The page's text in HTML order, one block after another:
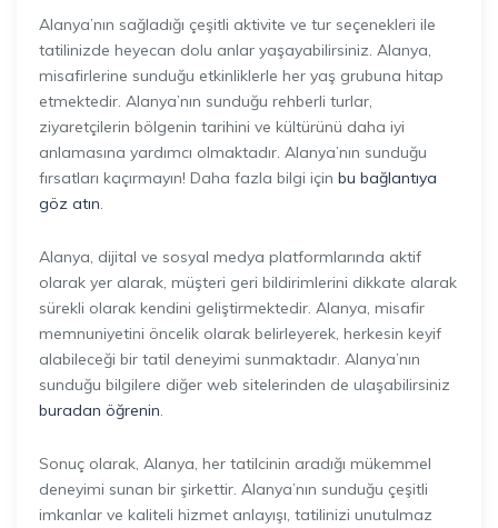
Alanya’nın sağladığı çeşitli aktivite ve tur seçenekleri ile
tatilinizde heyecan dolu anlar yaşayabilirsiniz. Alanya,
misafirlerine sunduğu etkinliklerle her yaş grubuna hitap
etmektedir. Alanya’nın sunduğu rehberli turlar,
ziyaretçilerin bölgenin tarihini ve kültürünü daha iyi
anlamasına yardımcı olmaktadır. Alanya’nın sunduğu
fırsatları kaçırmayın! Daha fazla bilgi için bu bağlantıya
göz atın.
Alanya, dijital ve sosyal medya platformlarında aktif
olarak yer alarak, müşteri geri bildirimlerini dikkate alarak
sürekli olarak kendini geliştirmektedir. Alanya, misafir
memnuniyetini öncelik olarak belirleyerek, herkesin keyif
alabileceği bir tatil deneyimi sunmaktadır. Alanya’nın
sunduğu bilgilere diğer web sitelerinden de ulaşabilirsiniz
buradan öğrenin.
Sonuç olarak, Alanya, her tatilcinin aradığı mükemmel
deneyimi sunan bir şirkettir. Alanya’nın sunduğu çeşitli
imkanlar ve kaliteli hizmet anlayışı, tatilinizi unutulmaz